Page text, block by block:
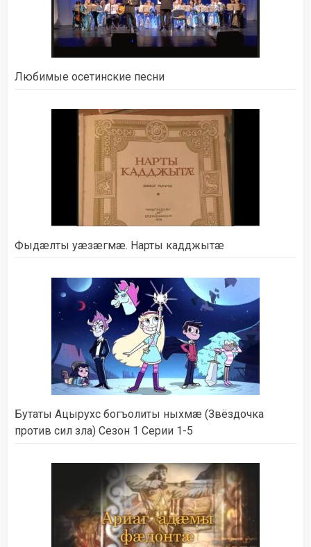
Любимые осетинские песни
Фыдæлты уæзæгмæ. Нарты кадджытæ
Бутаты Ацырухс богъолиты ныхмæ (Звёздочка
против сил зла) Сезон 1 Серии 1-5